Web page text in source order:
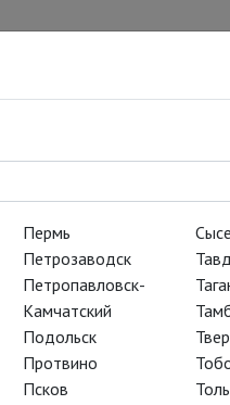
Пермь
Петрозаводск
Петропавловск-
Камчатский
Подольск
Протвино
Псков